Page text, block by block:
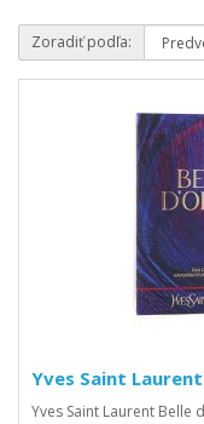
Zoradiť podľa:
Yves Saint
Yves Saint Laurent